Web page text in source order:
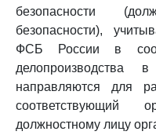
безопасности
безопасности),
ФСБ России в
делопроизводства
направляются для
соответствующий
должностному лицу